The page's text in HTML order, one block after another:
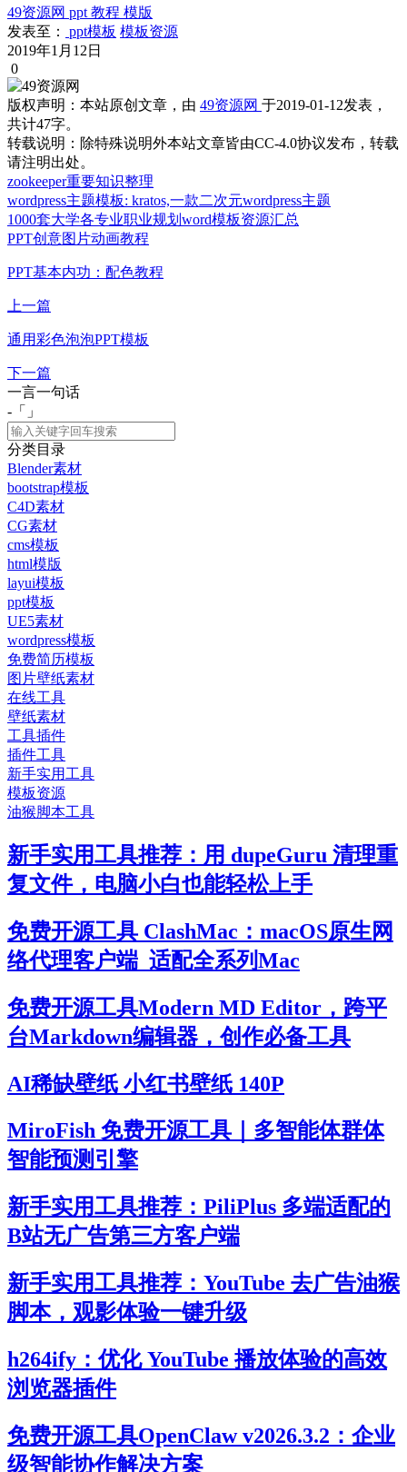
49资源网 ppt 教程 模版
发表至：
ppt模板 模板资源
2019年1月12日
0
版权声明： 本站原创文章，由 49资源网 于2019-01-12发表，
共计47字。
转载说明： 除特殊说明外本站文章皆由CC-4.0协议发布，转载
请注明出处。
zookeeper重要知识整理
wordpress主题模板: kratos,一款二次元wordpress主题
1000套大学各专业职业规划word模板资源汇总
PPT创意图片动画教程
PPT基本内功：配色教程
上一篇
通用彩色泡泡PPT模板
下一篇
一言一句话
-「
」
分类目录
Blender素材
bootstrap模板
C4D素材
CG素材
cms模板
html模版
layui模板
ppt模板
UE5素材
wordpress模板
免费简历模板
图片壁纸素材
在线工具
壁纸素材
工具插件
插件工具
新手实用工具
模板资源
油猴脚本工具
新手实用工具推荐：用 dupeGuru 清理重
复文件，电脑小白也能轻松上手
免费开源工具 ClashMac：macOS原生网
络代理客户端_适配全系列Mac
免费开源工具Modern MD Editor，跨平
台Markdown编辑器，创作必备工具
AI稀缺壁纸 小红书壁纸 140P
MiroFish 免费开源工具｜多智能体群体
智能预测引擎
新手实用工具推荐：PiliPlus 多端适配的
B站无广告第三方客户端
新手实用工具推荐：YouTube 去广告油猴
脚本，观影体验一键升级
h264ify：优化 YouTube 播放体验的高效
浏览器插件
免费开源工具OpenClaw v2026.3.2：企业
级智能协作解决方案